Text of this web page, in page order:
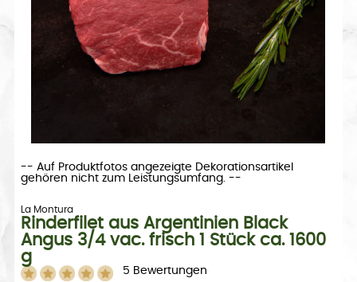
-- Auf Produktfotos angezeigte Dekorationsartikel
gehören nicht zum Leistungsumfang. --
La Montura
Rinderfilet aus Argentinien Black
Angus 3/4 vac. frisch 1 Stück ca. 1600
g
5 Bewertungen